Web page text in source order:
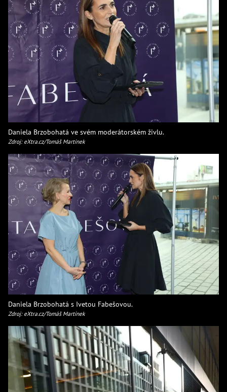
Daniela Brzobohatá ve svém moderátorském živlu.
Zdroj: eXtra.cz/Tomáš Martínek
Daniela Brzobohatá s Ivetou Fabešovou.
Zdroj: eXtra.cz/Tomáš Martínek